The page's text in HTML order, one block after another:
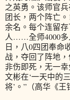
之英勇。该师官
团长，两个阵亡
余名。每个连留
人……全师4000多
日，八0四团奉命
战，夺回了阵地
非伤即死，无一
文彬在‘一天中的
将’。”（高华《王